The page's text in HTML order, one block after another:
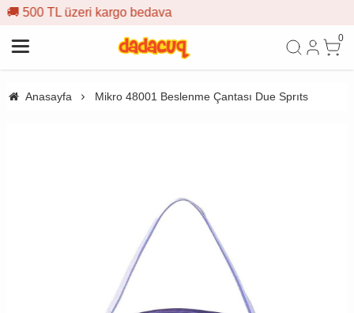
bedava
0
Anasayfa Mikro 48001 Beslenme Çantası Due Sprıts